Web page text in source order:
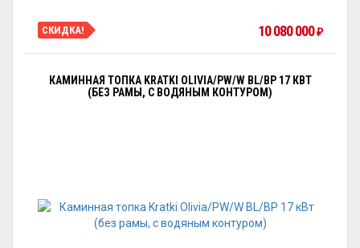
СКИДКА! 10 080 000 ₽
КАМИННАЯ ТОПКА KRATKI OLIVIA/PW/W BL/BP 17 КВТ
(БЕЗ РАМЫ, С ВОДЯНЫМ КОНТУРОМ)